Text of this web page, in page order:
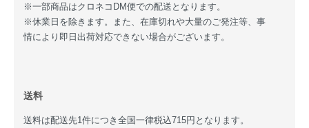
※一部商品はクロネコDM便での配送となります。
※休業日を除きます。また、在庫切れや大量のご発注等、事
情により即日出荷対応できない場合がございます。
送料
送料は配送先1件につき全国一律税込715円となります。